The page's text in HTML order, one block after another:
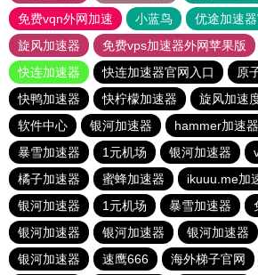
免费vqn外网加速
小蓝鸟 优途加速
旋风加速器
免费vps加速器外网苹果版
快连加速器
快连加速器官网入口
原
快鸭加速器
快柠檬加速器 旋风加速
软件中心
银河加速器 hammer加速器
暴雪加速器
1元机场 银河加速器
橘子加速器
蜜蜂加速器
ikuuu.me加
银河加速器
1元机场 暴雪加速器
银河加速器
银河加速器 银河加速器
银河加速器
速鹰666 海外梯子官网